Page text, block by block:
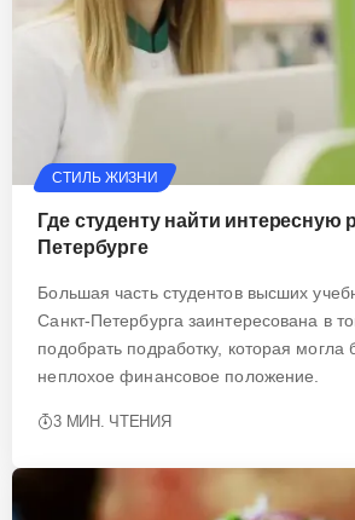
СТИЛЬ ЖИЗНИ
Где студенту найти интересную
Петербурге
Большая часть студентов высших
Санкт-Петербурга заинтересована в
подобрать подработку, которая могла
неплохое финансовое положение.
3 МИН. ЧТЕНИЯ